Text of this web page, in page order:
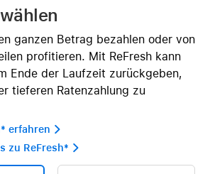
ganzen Betrag bezahlen oder von
profitieren. Mit ReFresh kann
Ende der Laufzeit zurückgeben,
tieferen Ratenzahlung zu
erfahren 
zu ReFresh* 